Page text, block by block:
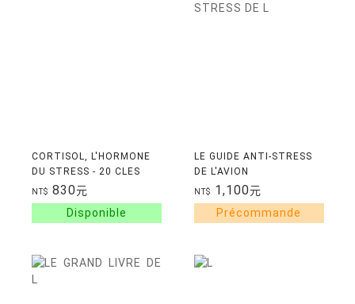
CORTISOL, L'HORMONE
DU STRESS - 20 CLES
POUR SE LIBERER DE
SON EMPRISE
NT$ 830元
LE GUIDE ANTI-STRESS
DE L'AVION
NT$ 1,100元